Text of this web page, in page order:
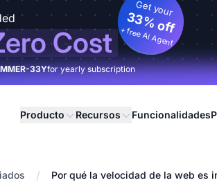
Cost
Get your
33% off
+ free AI Agent
33Yfor yearly subscription
Producto Recursos Funcionalidades
/ Por qué la velocidad de la web es